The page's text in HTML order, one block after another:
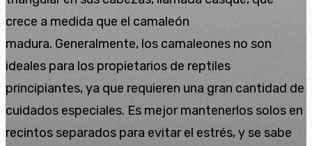
crece a medida que el camaleón
madura. Generalmente, los camaleones no son
ideales para los propietarios de reptiles
principiantes, ya que requieren una gran cantidad de
cuidados especiales. Es mejor mantenerlos solos en
recintos separados para evitar el estrés, y se sabe